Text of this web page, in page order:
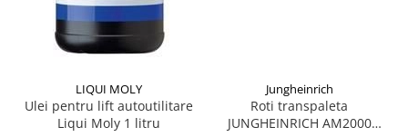
LIQUI MOLY
Ulei pentru lift autoutilitare
Liqui Moly 1 litru
Jungheinrich
Roti transpaleta
JUNGHEINRICH AM2000